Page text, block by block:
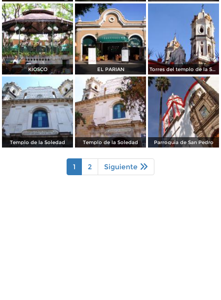
KIOSCO EL PARIAN Torres del templo de la Soledad
Templo de la Soledad Templo de la Soledad Parroquia de San Pedro
1 2 Siguiente